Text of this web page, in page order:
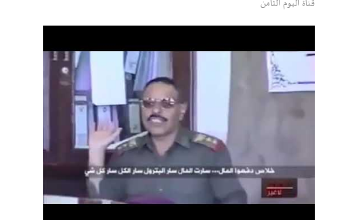
قناة اليوم الثامن